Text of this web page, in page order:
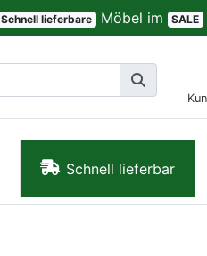
Schnell lieferbare Möbel im SALE
Schnell lieferbar